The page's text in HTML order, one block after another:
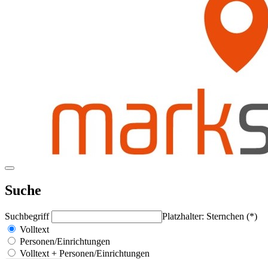
Suche
Suchbegriff
Platzhalter: Sternchen (*)
Volltext
Personen/Einrichtungen
Volltext + Personen/Einrichtungen